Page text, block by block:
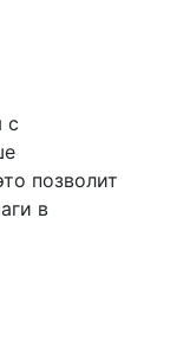
с
позволит
в